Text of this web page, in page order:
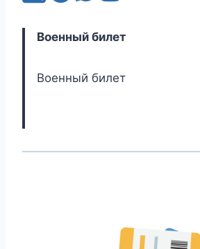
Военный билет
Военный билет